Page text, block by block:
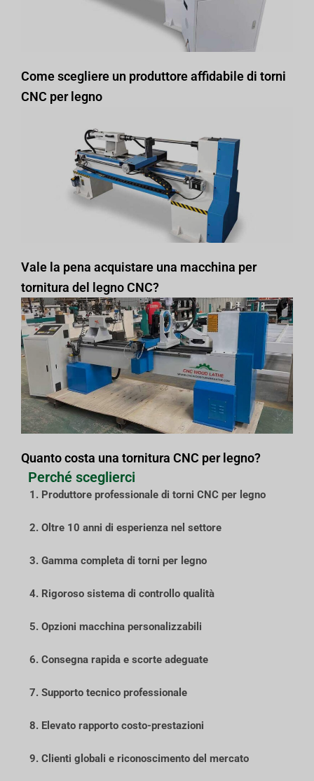
Come scegliere un produttore affidabile di torni
CNC per legno
Vale la pena acquistare una macchina per
tornitura del legno CNC?
Quanto costa una tornitura CNC per legno?
Perché sceglierci
1. Produttore professionale di torni CNC per legno
2. Oltre 10 anni di esperienza nel settore
3. Gamma completa di torni per legno
4. Rigoroso sistema di controllo qualità
5. Opzioni macchina personalizzabili
6. Consegna rapida e scorte adeguate
7. Supporto tecnico professionale
8. Elevato rapporto costo-prestazioni
9. Clienti globali e riconoscimento del mercato